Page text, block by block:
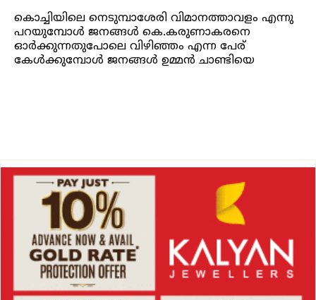
കൊച്ചിയിലെ നെടുമ്പാശേരി വിമാനത്താവളം എന്നു
പറയുമ്പോള്‍ ജനങ്ങൾ കെ.കരുണാകരനെ
ഓര്‍ക്കുന്നതുപോലെ വിഴിഞ്ഞം എന്ന പേര്
കേള്‍ക്കുമ്പോള്‍ ജനങ്ങള്‍ ഉമ്മന്‍ ചാണ്ടിയെ